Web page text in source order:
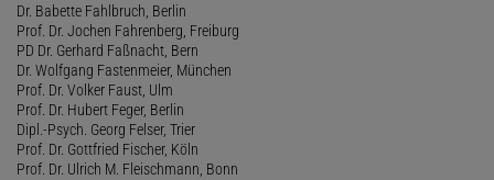
Dr. Babette Fahlbruch, Berlin
Prof. Dr. Jochen Fahrenberg, Freiburg
PD Dr. Gerhard Faßnacht, Bern
Dr. Wolfgang Fastenmeier, München
Prof. Dr. Volker Faust, Ulm
Prof. Dr. Hubert Feger, Berlin
Dipl.-Psych. Georg Felser, Trier
Prof. Dr. Gottfried Fischer, Köln
Prof. Dr. Ulrich M. Fleischmann, Bonn